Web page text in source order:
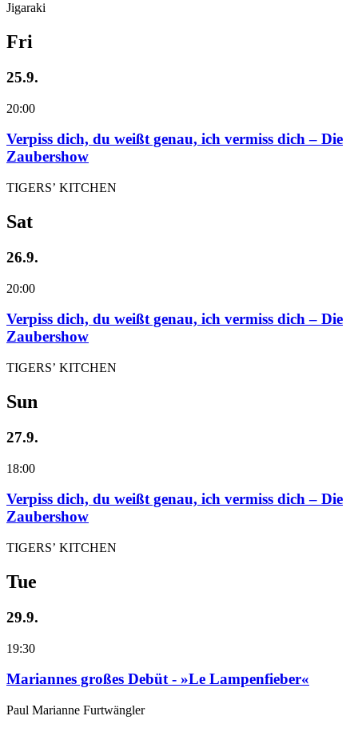
Jigaraki
Fri
25.9.
20:00
Verpiss dich, du weißt genau, ich vermiss dich – Die
Zaubershow
TIGERS’ KITCHEN
Sat
26.9.
20:00
Verpiss dich, du weißt genau, ich vermiss dich – Die
Zaubershow
TIGERS’ KITCHEN
Sun
27.9.
18:00
Verpiss dich, du weißt genau, ich vermiss dich – Die
Zaubershow
TIGERS’ KITCHEN
Tue
29.9.
19:30
Mariannes großes Debüt - »Le Lampenfieber«
Paul Marianne Furtwängler